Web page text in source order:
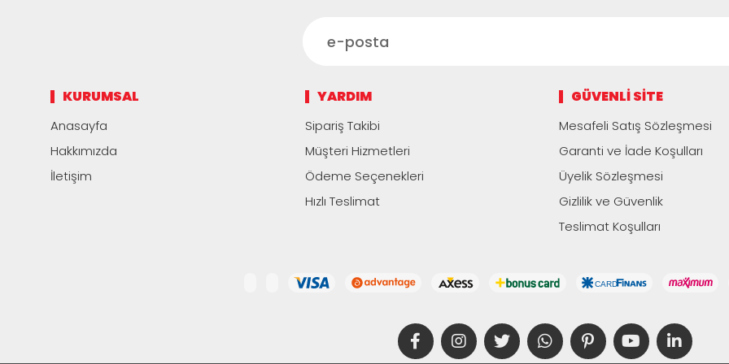
KURUMSAL
Anasayfa
Hakkımızda
İletişim
YARDIM
Sipariş Takibi
Müşteri Hizmetleri
Ödeme Seçenekleri
Hızlı Teslimat
GÜVENLI SITE
Mesafeli Satış Sözleşmesi
Garanti ve İade Koşulları
Üyelik Sözleşmesi
Gizlilik ve Güvenlik
Teslimat Koşulları